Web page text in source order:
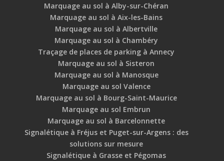
Marquage au sol à Alby-sur-Chéran
Marquage au sol à Aix-les-Bains
Marquage au sol à Albertville
Marquage au sol à Chambéry
Traçage de places de parking à Annecy
Marquage au sol à Sisteron
Marquage au sol à Manosque
Marquage au sol Valence
Marquage au sol à Bourg-Saint-Maurice
Marquage au sol Embrun
Marquage au sol à Barcelonnette
Signalétique à Fréjus et Puget-sur-Argens : des
solutions sur mesure
Signalétique à Grasse et Pégomas